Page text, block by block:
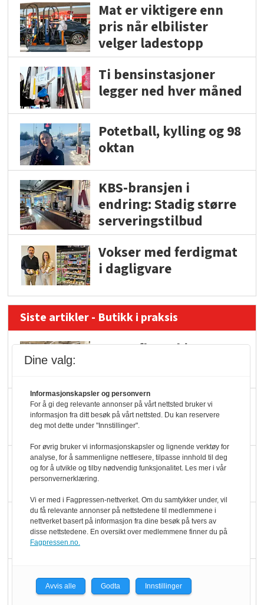
Mat er viktigere enn
pris når elbilister
velger ladestopp
Ti bensinstasjoner
legger ned hver måned
Potetball, kylling og 98
oktan
KBS-bransjen i
endring: Stadig større
serveringstilbud
Vokser med ferdigmat
i dagligvare
Siste artikler - Butikk i praksis
Rema-flaggskip
Slik opprettholdes
ølsalget
Færre varer, men fulle
hyller
KI lager mat i butikken
Q passerte 1 milliard i
Rema i 2025
Dine valg:
Informasjonskapsler og personvern
For å gi deg relevante annonser på vårt nettsted bruker vi
informasjon fra ditt besøk på vårt nettsted. Du kan reservere
deg mot dette under "Innstillinger".
For øvrig bruker vi informasjonskapsler og lignende verktøy for
analyse, for å sammenligne nettlesere, tilpasse innhold til deg
og for å utvikle og tilby nødvendig funksjonalitet. Les mer i vår
personvernerklæring.
Vi er med i Fagpressen-nettverket. Om du samtykker under, vil
du få relevante annonser på nettstedene til medlemmene i
nettverket basert på informasjon fra dine besøk på tvers av
disse nettstedene. En oversikt over medlemmene finner du på
Fagpressen.no.
Avvis alle Godta Innstillinger